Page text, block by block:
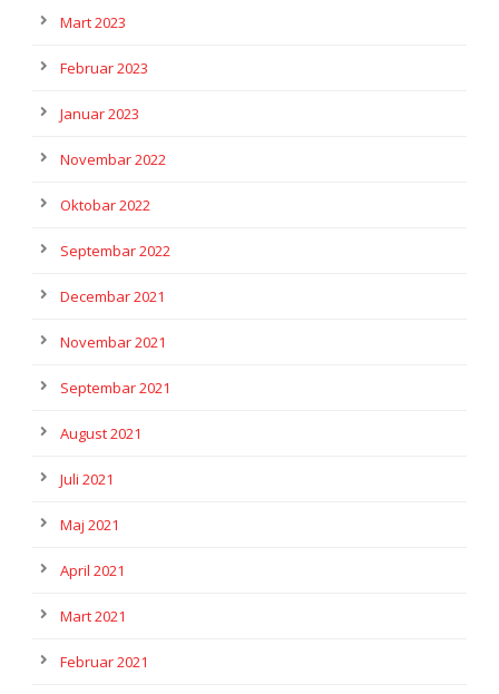
Mart 2023
Februar 2023
Januar 2023
Novembar 2022
Oktobar 2022
Septembar 2022
Decembar 2021
Novembar 2021
Septembar 2021
August 2021
Juli 2021
Maj 2021
April 2021
Mart 2021
Februar 2021